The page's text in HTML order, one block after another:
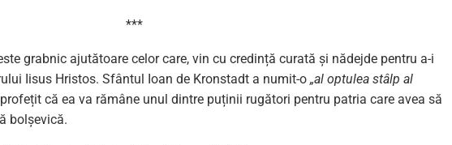
***
grabnic ajutătoare celor care, vin cu credință curată și nădejde pentru a-i
Iisus Hristos. Sfântul Ioan de Kronstadt a numit-o „al optulea stâlp al
că ea va rămâne unul dintre puținii rugători pentru patria care avea să
bolșevică.